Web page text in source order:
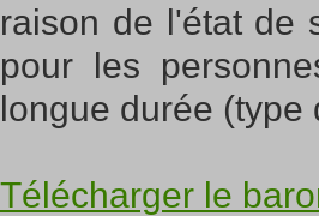
raison de l'état de
pour les
longue durée (type
Télécharger le